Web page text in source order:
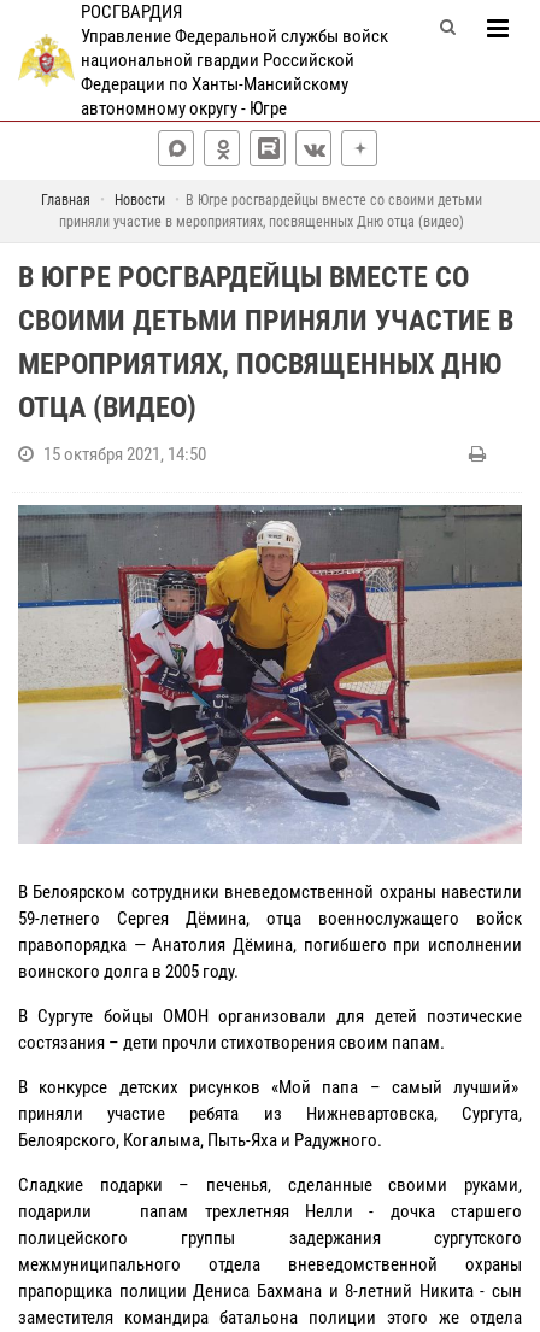
РОСГВАРДИЯ
Управление Федеральной службы войск
национальной гвардии Российской
Федерации по Ханты-Мансийскому
автономному округу - Югре
Главная Новости
В Югре росгвардейцы вместе со своими детьми
приняли участие в мероприятиях, посвященных Дню отца (видео)
В ЮГРЕ РОСГВАРДЕЙЦЫ ВМЕСТЕ СО
СВОИМИ ДЕТЬМИ ПРИНЯЛИ УЧАСТИЕ В
МЕРОПРИЯТИЯХ, ПОСВЯЩЕННЫХ ДНЮ
ОТЦА (ВИДЕО)
15 октября 2021, 14:50
В Белоярском сотрудники вневедомственной охраны навестили
59-летнего Сергея Дёмина, отца военнослужащего войск
правопорядка — Анатолия Дёмина, погибшего при исполнении
воинского долга в 2005 году.
В Сургуте бойцы ОМОН организовали для детей поэтические
состязания – дети прочли стихотворения своим папам.
В конкурсе детских рисунков «Мой папа – самый лучший»
приняли участие ребята из Нижневартовска, Сургута,
Белоярского, Когалыма, Пыть-Яха и Радужного.
Сладкие подарки – печенья, сделанные своими руками,
подарили папам трехлетняя Нелли - дочка старшего
полицейского группы задержания сургутского
межмуниципального отдела вневедомственной охраны
прапорщика полиции Дениса Бахмана и 8-летний Никита - сын
заместителя командира батальона полиции этого же отдела